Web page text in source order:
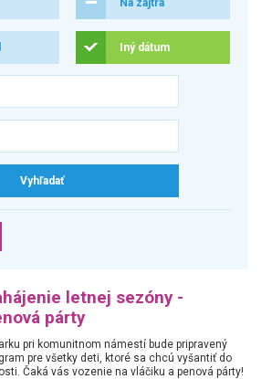
Iný dátum
letnej sezóny -
párty
pri komunitnom námestí bude pripravený
pre všetky deti, ktoré sa chcú vyšantiť do
Čaká vás vozenie na vláčiku a penová párty!